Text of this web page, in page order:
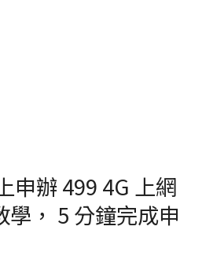
申辦 499 4G 上網
， 5 分鐘完成申